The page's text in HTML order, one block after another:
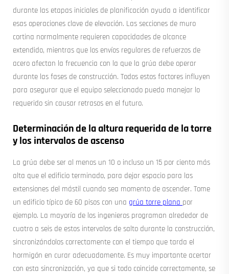
durante las etapas iniciales de planificación ayuda a identificar
esas operaciones clave de elevación. Las secciones de muro
cortina normalmente requieren capacidades de alcance
extendido, mientras que los envíos regulares de refuerzos de
acero afectan la frecuencia con la que la grúa debe operar
durante las fases de construcción. Todos estos factores influyen
para asegurar que el equipo seleccionado pueda manejar lo
requerido sin causar retrasos en el futuro.
Determinación de la altura requerida de la torre
y los intervalos de ascenso
La grúa debe ser al menos un 10 o incluso un 15 por ciento más
alta que el edificio terminado, para dejar espacio para las
extensiones del mástil cuando sea momento de ascender. Tome
un edificio típico de 60 pisos con una grúa torre plana por
ejemplo. La mayoría de los ingenieros programan alrededor de
cuatro a seis de estos intervalos de salto durante la construcción,
sincronizándolos correctamente con el tiempo que tarda el
hormigón en curar adecuadamente. Es muy importante acertar
con esta sincronización, ya que si todo coincide correctamente, se